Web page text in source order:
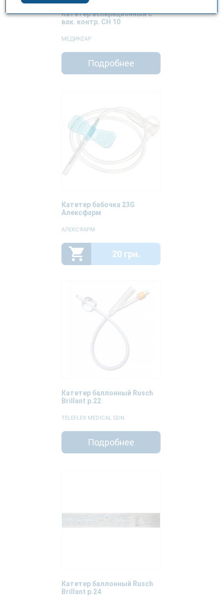
Катетер аспирационный с
вак. контр. CH 10
МЕДИКЕАР
Подробнее
Катетер бабочка 23G
Алексфарм
АЛЕКСФАРМ
20 грн.
Катетер баллонный Rusch
Brillant р.22
TELEFLEX MEDICAL SDN.
Подробнее
Катетер баллонный Rusch
Brillant р.24